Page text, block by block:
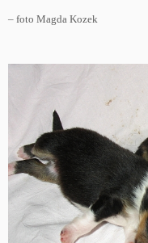
– foto Magda Kozek